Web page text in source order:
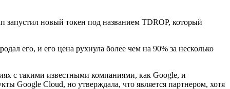
новый токен под названием TDROP, который
его, и его цена рухнула более чем на 90% за несколько
с такими известными компаниями, как Google, и
Google Cloud, но утверждала, что является партнером, хотя